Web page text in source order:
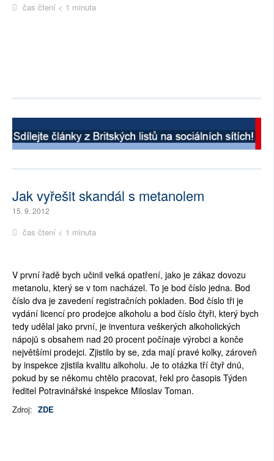
čas čtení < 1 minuta
Jak vyřešit skandál s metanolem
15. 9. 2012
čas čtení < 1 minuta
V první řadě bych učinil velká opatření, jako je zákaz dovozu
metanolu, který se v tom nacházel. To je bod číslo jedna. Bod
číslo dva je zavedení registračních pokladen. Bod číslo tři je
vydání licencí pro prodejce alkoholu a bod číslo čtyři, který bych
tedy udělal jako první, je inventura veškerých alkoholických
nápojů s obsahem nad 20 procent počínaje výrobci a konče
největšími prodejci. Zjistilo by se, zda mají pravé kolky, zároveň
by inspekce zjistila kvalitu alkoholu. Je to otázka tří čtyř dnů,
pokud by se někomu chtělo pracovat, řekl pro časopis Týden
ředitel Potravinářské inspekce Miloslav Toman.
Zdroj: ZDE